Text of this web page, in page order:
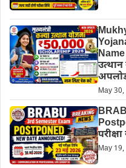
Name
उत्थान
May
May 19,